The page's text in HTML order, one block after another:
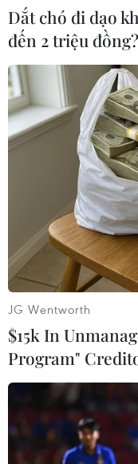
Mỹ
công tàu chở
buộc vi
cảng Iran
Bộ Tư lệnh Trung
này đã tấn công
thương mại bị
các cảng của Iran.
Dắt chó đi dạo
đến 2 triệu đồng?
JG Wentworth
$15k In
Program"